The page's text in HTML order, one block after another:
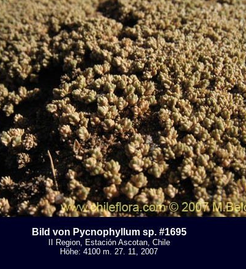
Bild von Pycnophyllum sp. #1695
II Region, Estación Ascotan, Chile
Höhe: 4100 m. 27. 11, 2007